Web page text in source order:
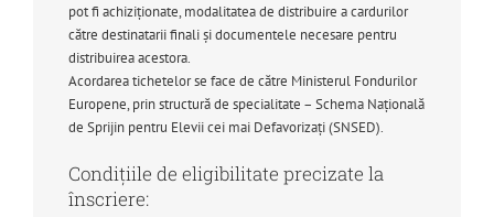
pot fi achiziționate, modalitatea de distribuire a cardurilor
către destinatarii finali și documentele necesare pentru
distribuirea acestora.
Acordarea tichetelor se face de către Ministerul Fondurilor
Europene, prin structură de specialitate – Schema Naţională
de Sprijin pentru Elevii cei mai Defavorizaţi (SNSED).
Condițiile de eligibilitate precizate la
înscriere: